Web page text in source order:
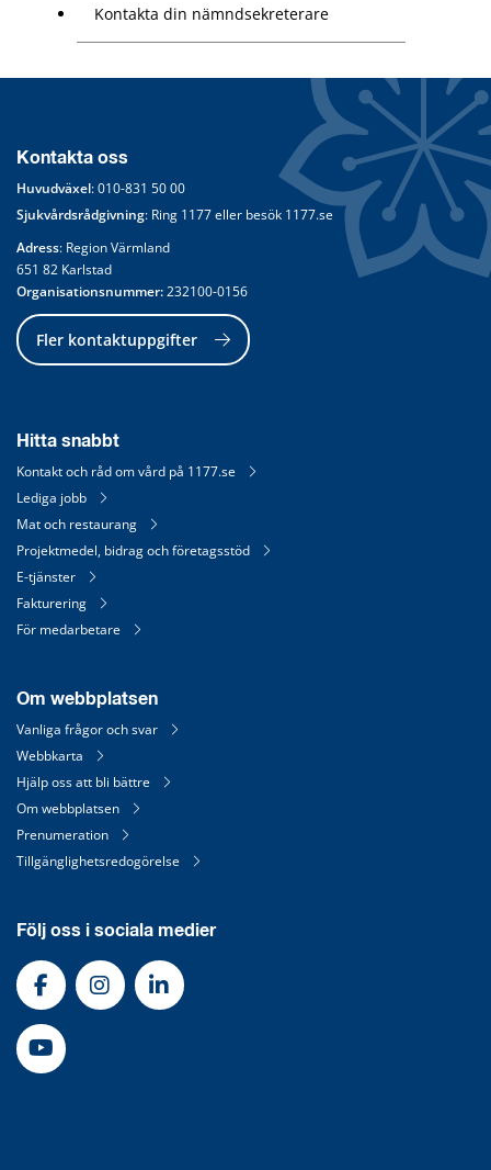
Kontakta din nämndsekreterare
Kontakta oss
Huvudväxel: 010-831 50 00
Sjukvårdsrådgivning: Ring 1177 eller besök 1177.se
Adress: Region Värmland
651 82 Karlstad
Organisationsnummer: 232100-0156
Fler kontaktuppgifter
Hitta snabbt
Kontakt och råd om vård på 1177.se
Lediga jobb
Mat och restaurang
Projektmedel, bidrag och företagsstöd
E-tjänster
Fakturering
För medarbetare
Om webbplatsen
Vanliga frågor och svar
Webbkarta
Hjälp oss att bli bättre
Om webbplatsen
Prenumeration
Tillgänglighetsredogörelse
Följ oss i sociala medier